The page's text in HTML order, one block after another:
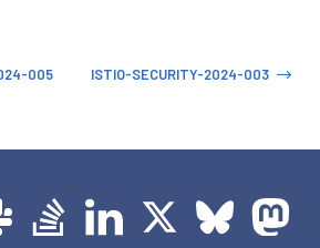
005 ISTIO-SECURITY-2024-003